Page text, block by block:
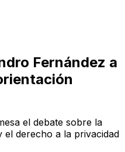
Fernández a
el debate sobre la
derecho a la privacidad